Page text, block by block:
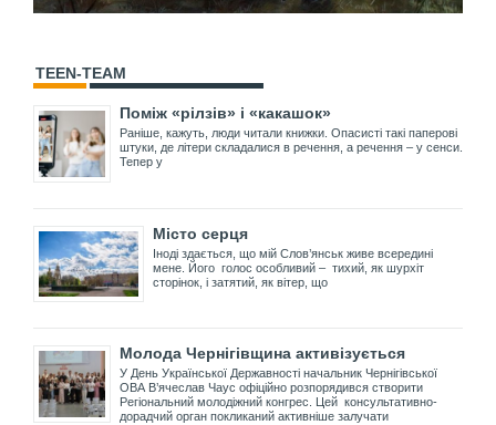
TEEN-TEAM
Поміж «рілзів» і «какашок»
Раніше, кажуть, люди читали книжки. Опасисті такі паперові
штуки, де літери складалися в речення, а речення – у сенси.
Тепер у
Місто серця
Іноді здається, що мій Слов’янськ живе всередині
мене. Його голос особливий – тихий, як шурхіт
сторінок, і затятий, як вітер, що
Молода Чернігівщина активізується
У День Української Державності начальник Чернігівської
ОВА В’ячеслав Чаус офіційно розпорядився створити
Регіональний молодіжний конгрес. Цей консультативно-
дорадчий орган покликаний активніше залучати